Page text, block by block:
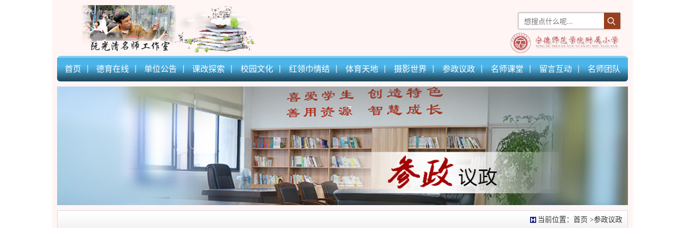
首页 德育在线 单位公告 课改探索 校园文化 红领巾情结 体育天地 摄影世界 参政议政 名师课堂 留言互动 名师团队
当前位置： 首页 >参政议政